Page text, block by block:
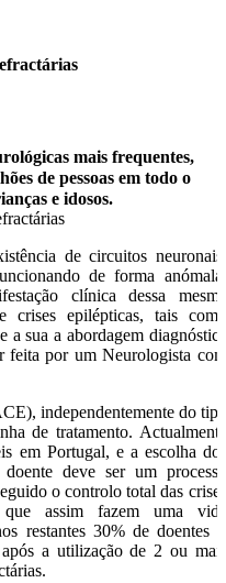
mais frequentes,
de pessoas em todo o
e idosos.
de circuitos neuronais,
de forma anómala,
clínica dessa mesma
epilépticas, tais como
a sua a abordagem diagnóstica
feita por um Neurologista com
independentemente do tipo
de tratamento. Actualmente
em Portugal, e a escolha dos
deve ser um processo
o controlo total das crises
assim fazem uma vida
restantes 30% de doentes o
a utilização de 2 ou mais